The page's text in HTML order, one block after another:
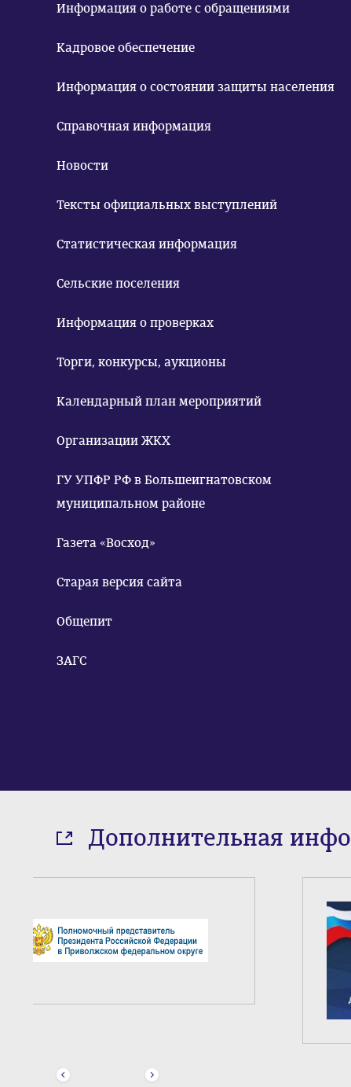
Информация о работе с обращениями
Кадровое обеспечение
Информация о состоянии защиты населения
Справочная информация
Новости
Тексты официальных выступлений
Статистическая информация
Сельские поселения
Информация о проверках
Торги, конкурсы, аукционы
Календарный план мероприятий
Организации ЖКХ
ГУ УПФР РФ в Большеигнатовском
муниципальном районе
Газета «Восход»
Старая версия сайта
Общепит
ЗАГС
Дополнительная